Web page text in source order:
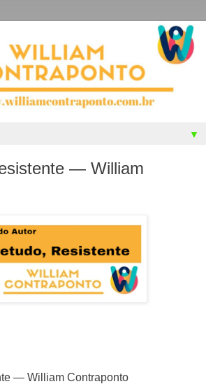
▼
— William
— William Contraponto